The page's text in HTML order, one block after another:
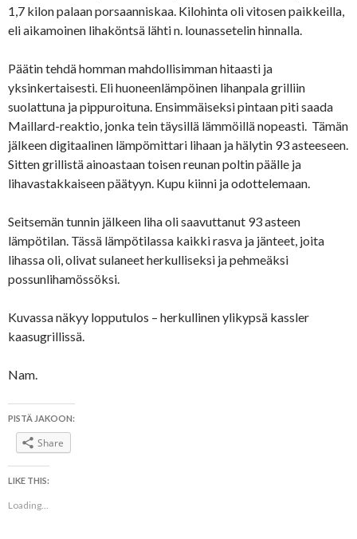
1,7 kilon palaan porsaanniskaa. Kilohinta oli vitosen paikkeilla,
eli aikamoinen lihaköntsä lähti n. lounassetelin hinnalla.
Päätin tehdä homman mahdollisimman hitaasti ja
yksinkertaisesti. Eli huoneenlämpöinen lihanpala grilliin
suolattuna ja pippuroituna. Ensimmäiseksi pintaan piti saada
Maillard-reaktio, jonka tein täysillä lämmöillä nopeasti. Tämän
jälkeen digitaalinen lämpömittari lihaan ja hälytin 93 asteeseen.
Sitten grillistä ainoastaan toisen reunan poltin päälle ja
lihavastakkaiseen päätyyn. Kupu kiinni ja odottelemaan.
Seitsemän tunnin jälkeen liha oli saavuttanut 93 asteen
lämpötilan. Tässä lämpötilassa kaikki rasva ja jänteet, joita
lihassa oli, olivat sulaneet herkulliseksi ja pehmeäksi
possunlihamössöksi.
Kuvassa näkyy lopputulos – herkullinen ylikypsä kassler
kaasugrillissä.
Nam.
PISTÄ JAKOON:
Share
LIKE THIS:
Loading...